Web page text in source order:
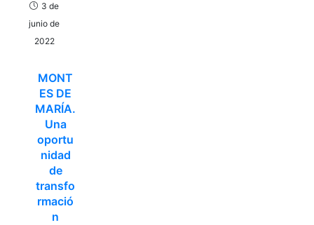
3 de
junio de
2022
MONT
ES DE
MARÍA.
Una
oportu
nidad
de
transfo
rmació
n